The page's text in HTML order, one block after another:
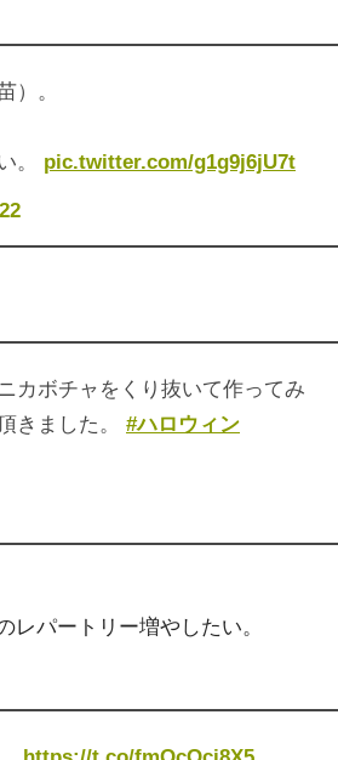
）。
。 pic.twitter.com/g1g9j6jU7t
カボチャをくり抜いて作ってみ
きました。 #ハロウィン
パートリー増やしたい。